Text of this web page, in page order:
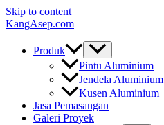
Skip to content
KangAsep.com
Produk
Pintu Aluminium
Jendela Aluminium
Kusen Aluminium
Jasa Pemasangan
Galeri Proyek